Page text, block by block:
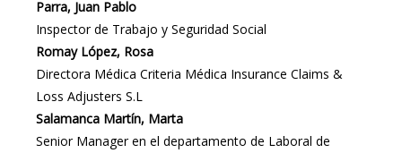
Parra, Juan Pablo
Inspector de Trabajo y Seguridad Social
Romay López, Rosa
Directora Médica Criteria Médica Insurance Claims &
Loss Adjusters S.L
Salamanca Martín, Marta
Senior Manager en el departamento de Laboral de